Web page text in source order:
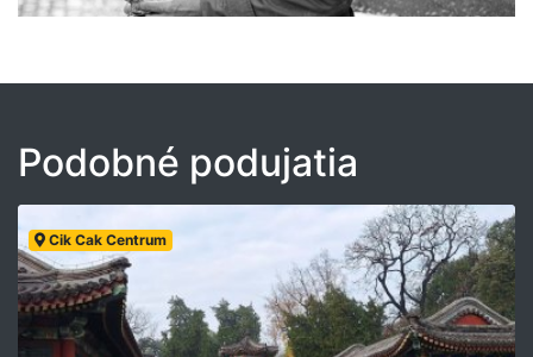
Podobné podujatia
Cik Cak Centrum